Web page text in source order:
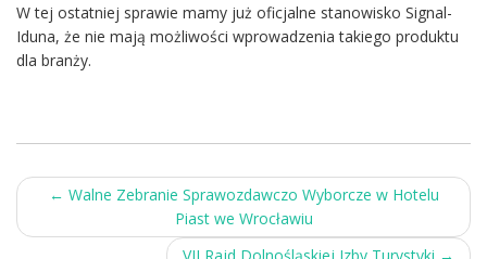
W tej ostatniej sprawie mamy już oficjalne stanowisko Signal-
Iduna, że nie mają możliwości wprowadzenia takiego produktu
dla branży.
Post
navigation
← Walne Zebranie Sprawozdawczo Wyborcze w Hotelu
Piast we Wrocławiu